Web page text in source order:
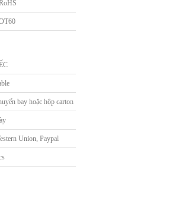
bay hoặc hộp carton
Union, Paypal